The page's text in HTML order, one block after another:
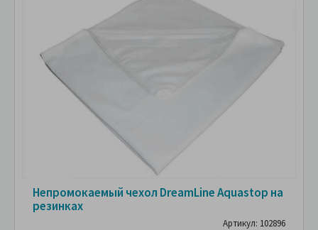
Непромокаемый чехол DreamLine Aquastop на
резинках
Артикул: 102896